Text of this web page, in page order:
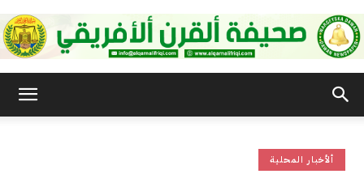
ألأخبار المحلية